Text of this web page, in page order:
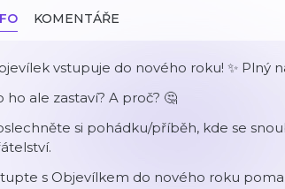
KOMENTÁŘE
vstupuje do nového roku! ✨ Plný
ho ale zastaví? A proč? 🤔
si pohádku/příběh, kde se
s Objevílkem do nového roku